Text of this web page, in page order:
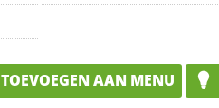
TOEVOEGEN AAN MENU